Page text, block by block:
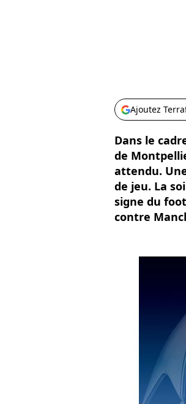
Ajoutez
Dans le
de
attendu.
de jeu. La
signe du
contre